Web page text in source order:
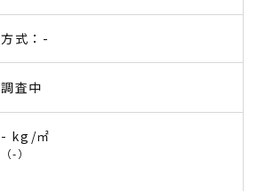
方式：-
調査中
- kg/㎡
（-）